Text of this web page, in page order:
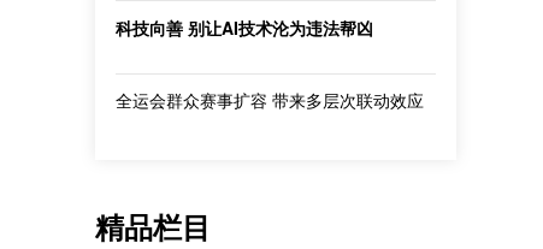
科技向善 别让AI技术沦为违法帮凶
全运会群众赛事扩容 带来多层次联动效应
精品栏目